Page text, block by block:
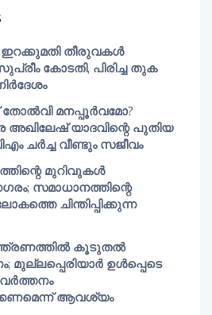
ഇറക്കുമതി തീരുവകൾ
കോടതി, പിരിച്ച തുക
തോൽവി മനപ്പൂർവമോ?
അഖിലേഷ് യാദവിന്റെ പുതിയ
ചർച്ച വീണ്ടും സജീവം
മുറിവുകൾ
സമാധാനത്തിന്റെ
ചിന്തിപ്പിക്കുന്ന
കൂടുതൽ
ഉൾപ്പെടെ
ആവശ്യം